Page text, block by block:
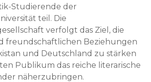
Studierende der
teil. Die
verfolgt das Ziel, die
freundschaftlichen Beziehungen
und Deutschland zu stärken
Publikum das reiche literarische
näherzubringen.